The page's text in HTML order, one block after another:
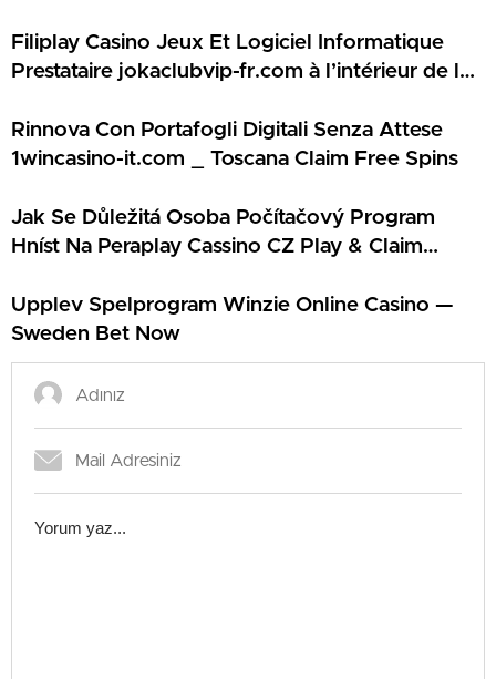
Filiplay Casino Jeux Et Logiciel Informatique
Prestataire jokaclubvip-fr.com à l’intérieur de la
Rinnova Con Portafogli Digitali Senza Attese
1wincasino-it.com _ Toscana Claim Free Spins
Jak Se Důležitá Osoba Počítačový Program
Hníst Na Peraplay Cassino CZ Play & Claim
Upplev Spelprogram Winzie Online Casino —
Sweden Bet Now